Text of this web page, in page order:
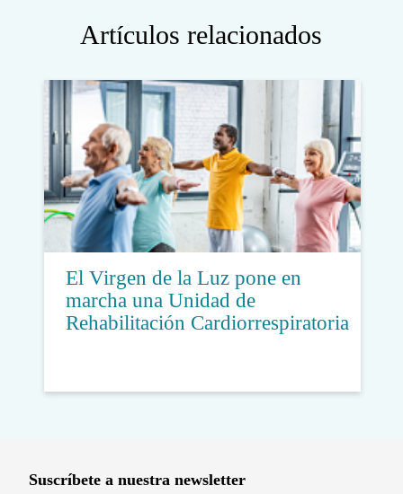
Artículos relacionados
El Virgen de la Luz pone en
marcha una Unidad de
Rehabilitación Cardiorrespiratoria
Suscríbete a nuestra newsletter